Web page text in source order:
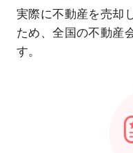
実際に不動産を売却
ため、全国の不動産
す。